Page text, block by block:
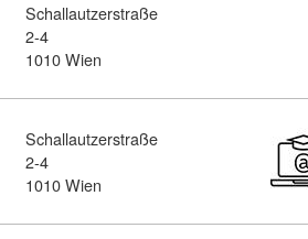
Schallautzerstraße
2-4
1010 Wien
Liegenschaften
Schallautzerstraße
2-4
1010 Wien